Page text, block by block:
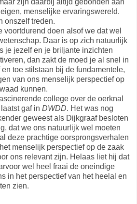
menselijke ervaringswereld.
onszelf treden.
voortdurend doen alsof we dat wel
Daar is op zich natuurlijk
je jezelf en je briljante inzichten
dan zakt de moed je al snel in
toe stilstaan bij de fundamentele,
van ons menselijk perspectief op
kunnen.
college over de oerknal
gaf in DWDD. Het was nog
geweest als Dijkgraaf besloten
dat we ons natuurlijk wel moeten
deze prachtige oorsprongsverhalen
menselijk perspectief op de zaak
ons relevant zijn. Helaas liet hij dat
wel heel fraai de oneindige
in het perspectief van het heelal en
zien.